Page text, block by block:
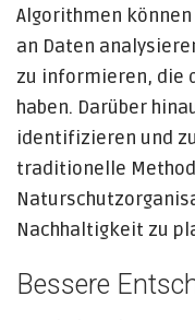
Algorithmen
an Daten
zu informieren, die
haben. Darüber
identifizieren und
traditionelle
Nachhaltigkeit zu
Bessere